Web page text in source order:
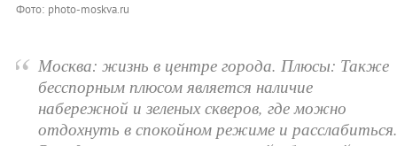
Фото: photo-moskva.ru
“ Москва: жизнь в центре города. Плюсы: Также
бесспорным плюсом является наличие
набережной и зеленых скверов, где можно
отдохнуть в спокойном режиме и расслабиться.